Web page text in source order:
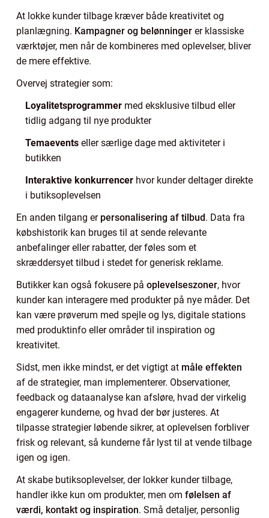
At lokke kunder tilbage kræver både kreativitet og
planlægning. Kampagner og belønninger er klassiske
værktøjer, men når de kombineres med oplevelser, bliver
de mere effektive.
Overvej strategier som:
Loyalitetsprogrammer med eksklusive tilbud eller
tidlig adgang til nye produkter
Temaevents eller særlige dage med aktiviteter i
butikken
Interaktive konkurrencer hvor kunder deltager direkte
i butiksoplevelsen
En anden tilgang er personalisering af tilbud. Data fra
købshistorik kan bruges til at sende relevante
anbefalinger eller rabatter, der føles som et
skræddersyet tilbud i stedet for generisk reklame.
Butikker kan også fokusere på oplevelseszoner, hvor
kunder kan interagere med produkter på nye måder. Det
kan være prøverum med spejle og lys, digitale stations
med produktinfo eller områder til inspiration og
kreativitet.
Sidst, men ikke mindst, er det vigtigt at måle effekten
af de strategier, man implementerer. Observationer,
feedback og dataanalyse kan afsløre, hvad der virkelig
engagerer kunderne, og hvad der bør justeres. At
tilpasse strategier løbende sikrer, at oplevelsen forbliver
frisk og relevant, så kunderne får lyst til at vende tilbage
igen og igen.
At skabe butiksoplevelser, der lokker kunder tilbage,
handler ikke kun om produkter, men om følelsen af
værdi, kontakt og inspiration. Små detaljer, personlig